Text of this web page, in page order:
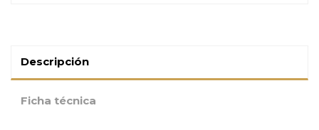
Descripción
Ficha técnica